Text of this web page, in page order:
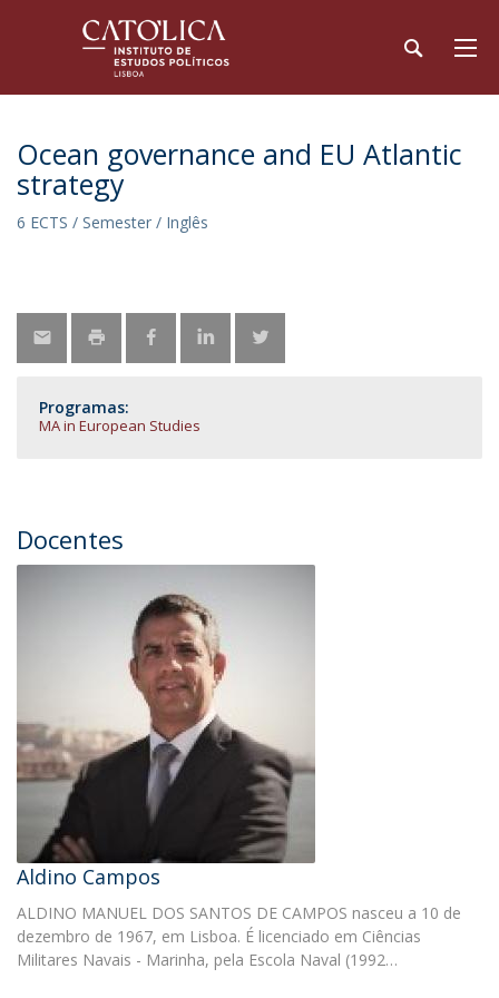
Ocean governance and EU Atlantic
strategy
6 ECTS / Semester / Inglês
Programas:
MA in European Studies
Docentes
Aldino Campos
ALDINO MANUEL DOS SANTOS DE CAMPOS nasceu a 10 de
dezembro de 1967, em Lisboa. É licenciado em Ciências
Militares Navais - Marinha, pela Escola Naval (1992…